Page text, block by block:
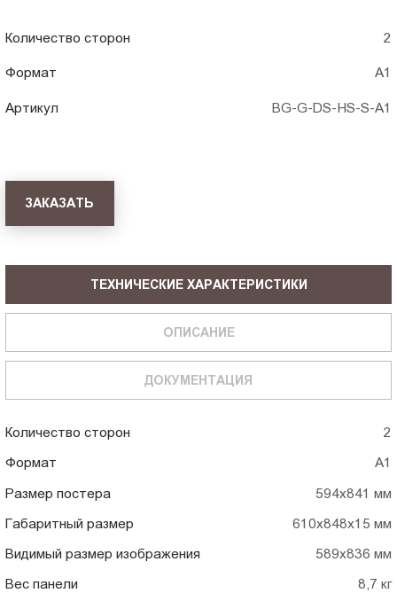
Количество сторон 2
Формат А1
Артикул BG-G-DS-HS-S-A1
ЗАКАЗАТЬ
ТЕХНИЧЕСКИЕ ХАРАКТЕРИСТИКИ
ОПИСАНИЕ
ДОКУМЕНТАЦИЯ
Количество сторон 2
Формат А1
Размер постера 594х841 мм
Габаритный размер 610х848х15 мм
Видимый размер изображения 589х836 мм
Вес панели 8,7 кг